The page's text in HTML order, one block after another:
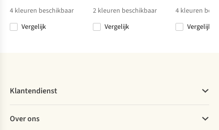
Glass
4 kleuren beschikbaar
Vergelijk
2 kleuren beschikbaar
Vergelijk
4 kleuren
Vergelijk
Klantendienst
Bestellen
Over ons